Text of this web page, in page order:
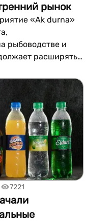
рынок
«Ak durna»
рыбоводстве и
расширять
продукции в
искусственно
мальков. Пр...
7221